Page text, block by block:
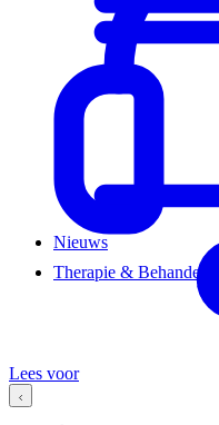
Therapie & Behandeling
Nieuws
Lees voor